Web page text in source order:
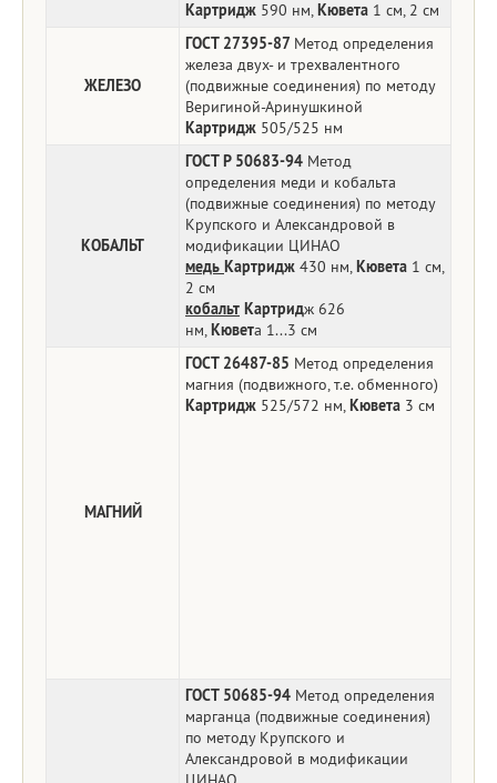
Картридж 590 нм,Кювета 1 см, 2 см
ЖЕЛЕЗО
ГОСТ 27395-87 Метод определения
железа двух- и трехвалентного
(подвижные соединения) по методу
Веригиной-Аринушкиной
Картридж 505/525 нм
КОБАЛЬТ
ГОСТ Р 50683-94 Метод
определения меди и кобальта
(подвижные соединения) по методу
Крупского и Александровой в
модификации ЦИНАО
медь Картридж 430 нм,Кювета 1 см,
2 см
кобальт Картридж 626
нм,Кювета 1...3 см
МАГНИЙ
ГОСТ 26487-85 Метод определения
магния (подвижного, т.е. обменного)
Картридж 525/572 нм,Кювета 3 см
ГОСТ 50685-94 Метод определения
марганца (подвижные соединения)
по методу Крупского и
Александровой в модификации